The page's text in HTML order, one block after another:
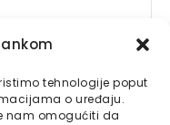
tehnologije poput
o uređaju.
nam omogućiti da